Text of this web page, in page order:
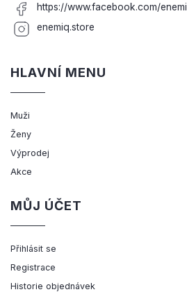
https://www.facebook.com/
enemiq.store
HLAVNÍ MENU
Muži
Ženy
Výprodej
Akce
MŮJ ÚČET
Přihlásit se
Registrace
Historie objednávek